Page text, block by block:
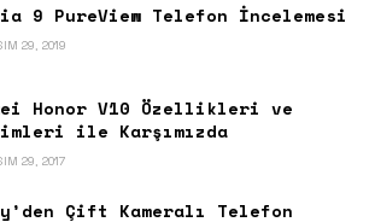
9 PureView Telefon İncelemesi
29, 2019
Honor V10 Özellikleri ve
ile Karşımızda
29, 2017
Çift Kameralı Telefon